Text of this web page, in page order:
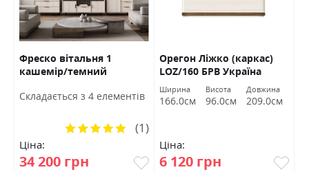
Фреско вітальня 1
кашемір/темний
Cкладається з 4 елементів
Ціна:
34 200 грн
Рейтинг:
(1)
Орегон Ліжко (каркас)
LOZ/160 БРВ Україна
Ширина
166.0см
Висота
96.0см
Довжина
209.0см
Ціна:
6 120 грн